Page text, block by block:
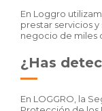
En Loggro
prestar servicios
negocio de miles
¿Has
En LOGGRO, la